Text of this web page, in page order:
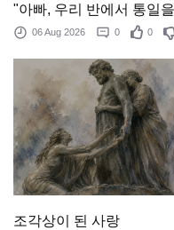
"아빠, 우리 반에서 통일
06 Aug 2026 0 0
조각상이 된 사랑